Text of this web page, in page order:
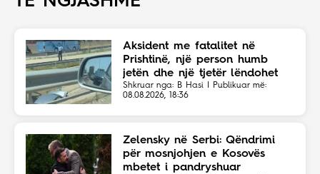
Aksident me fatalitet në
Prishtinë, një person humb
jetën dhe një tjetër lëndohet
Shkruar nga: B Hasi | Publikuar më:
08.08.2026, 18:36
Zelensky në Serbi: Qëndrimi
për mosnjohjen e Kosovës
mbetet i pandryshuar